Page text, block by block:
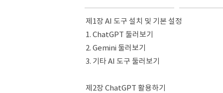
제1장 AI 도구 설치 및 기본 설정
1. ChatGPT 둘러보기
2. Gemini 둘러보기
3. 기타 AI 도구 둘러보기
제2장 ChatGPT 활용하기